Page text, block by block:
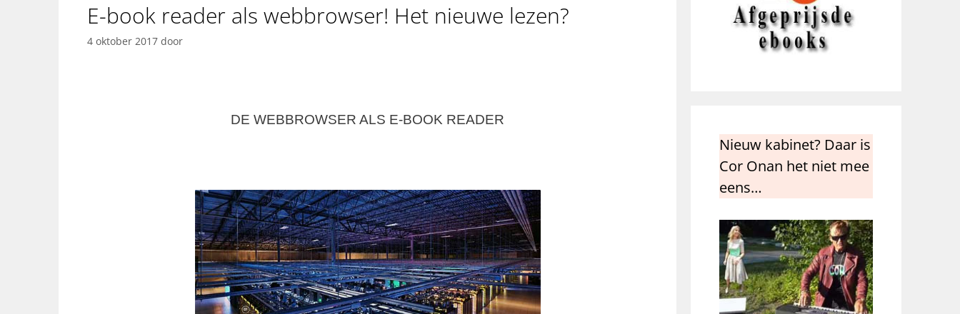
E-book reader als webbrowser! Het nieuwe lezen?
4 oktober 2017 door
DE WEBBROWSER ALS E-BOOK READER
Nieuw kabinet? Daar is
Cor Onan het niet mee
eens…